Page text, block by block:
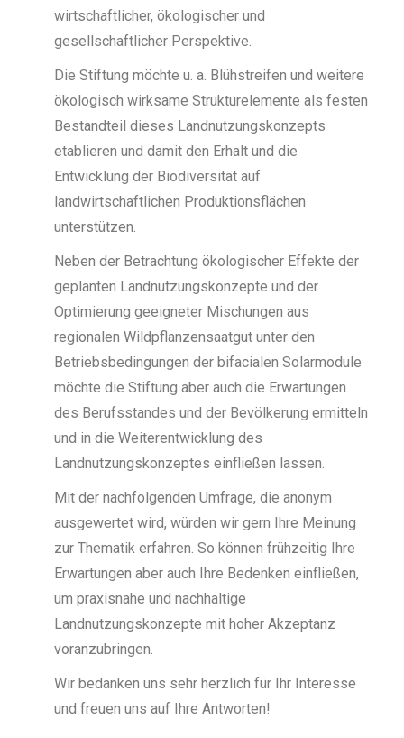
wirtschaftlicher, ökologischer und
gesellschaftlicher Perspektive.
Die Stiftung möchte u. a. Blühstreifen und weitere
ökologisch wirksame Strukturelemente als festen
Bestandteil dieses Landnutzungskonzepts
etablieren und damit den Erhalt und die
Entwicklung der Biodiversität auf
landwirtschaftlichen Produktionsflächen
unterstützen.
Neben der Betrachtung ökologischer Effekte der
geplanten Landnutzungskonzepte und der
Optimierung geeigneter Mischungen aus
regionalen Wildpflanzensaatgut unter den
Betriebsbedingungen der bifacialen Solarmodule
möchte die Stiftung aber auch die Erwartungen
des Berufsstandes und der Bevölkerung ermitteln
und in die Weiterentwicklung des
Landnutzungskonzeptes einfließen lassen.
Mit der nachfolgenden Umfrage, die anonym
ausgewertet wird, würden wir gern Ihre Meinung
zur Thematik erfahren. So können frühzeitig Ihre
Erwartungen aber auch Ihre Bedenken einfließen,
um praxisnahe und nachhaltige
Landnutzungskonzepte mit hoher Akzeptanz
voranzubringen.
Wir bedanken uns sehr herzlich für Ihr Interesse
und freuen uns auf Ihre Antworten!